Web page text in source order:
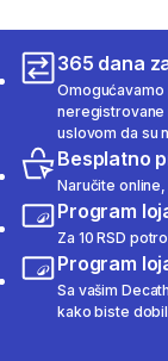
365 dana
Omogućavamo
neregistrovane
uslovom da su
Besplatno
Naručite
Program
Za 10 RSD
Program
Sa vašim
kako biste